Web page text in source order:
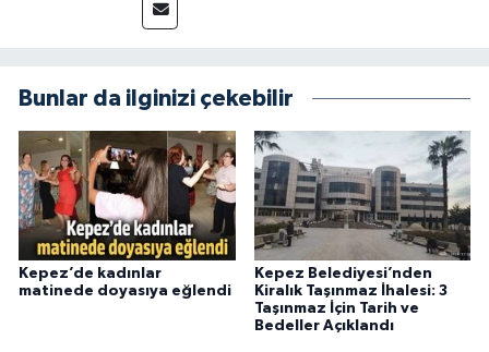
güvenilir ve tarafsız bilgilerle buluşturmayı
amaçlıyorum. Habercilik anlayışımda etik
alanlarda ürettiğim içeriklerle kamuoyuna
fayda sağla
Bunlar da ilginizi çekebilir
Kepez’de kadınlar
matinede doyasıya eğlendi
Kepez Belediyesi’nden
Kiralık Taşınmaz İhalesi: 3
Taşınmaz İçin Tarih ve
Bedeller Açıklandı